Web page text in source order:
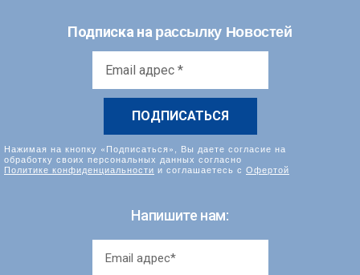
Подписка на рассылку Новостей
Нажимая на кнопку «Подписаться», Вы даете согласие на
обработку своих персональных данных согласно
Политике конфиденциальности и соглашаетесь с Офертой
Напишите нам: